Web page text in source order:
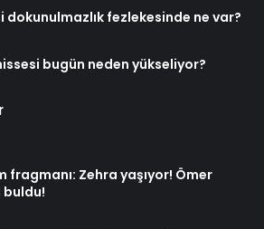
dokunulmazlık fezlekesinde ne var?
bugün neden yükseliyor?
fragmanı: Zehra yaşıyor! Ömer
buldu!